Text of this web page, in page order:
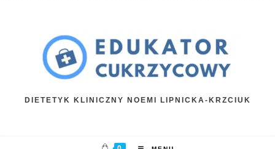
DIETETYK KLINICZNY NOEMI LIPNICKA-KRZCIUK